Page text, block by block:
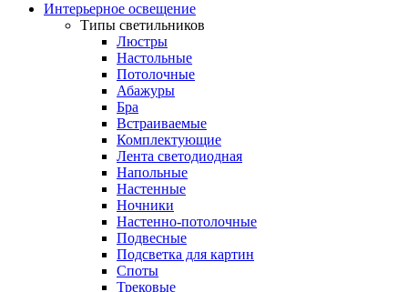
Интерьерное освещение
Типы светильников
Люстры
Настольные
Потолочные
Абажуры
Бра
Встраиваемые
Комплектующие
Лента светодиодная
Напольные
Настенные
Ночники
Настенно-потолочные
Подвесные
Подсветка для картин
Споты
Трековые